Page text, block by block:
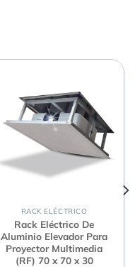
RACK ELÉCTRICO
Rack Eléctrico De
Aluminio Elevador Para
Proyector Multimedia
(RF) 70 x 70 x 30